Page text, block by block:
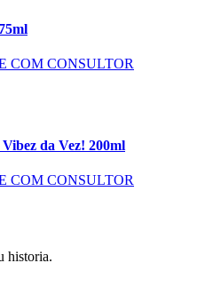
COM CONSULTOR
da Vez! 200ml
COM CONSULTOR
historia.